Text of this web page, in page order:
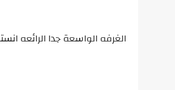
الغرفه الواسعة جدا الرائعه